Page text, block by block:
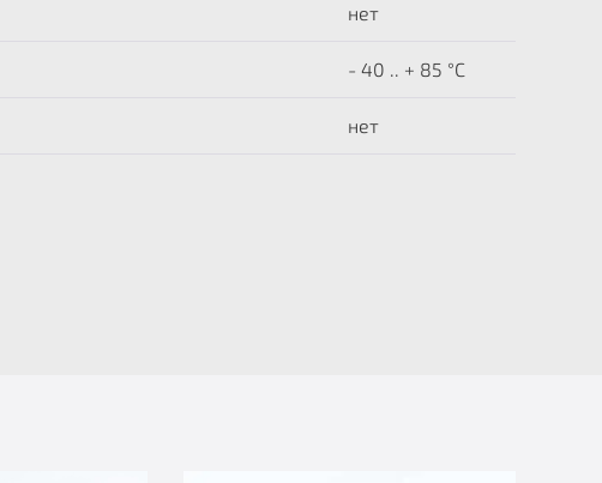
нет
- 40 .. + 85 °C
нет